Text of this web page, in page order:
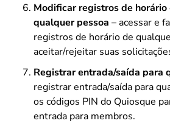
Modificar registros de
qualquer pessoa – acessar e
registros de horário de
aceitar/rejeitar suas
Registrar entrada/saída para
registrar entrada/saída para
os códigos PIN do Quiosque
entrada para membros.